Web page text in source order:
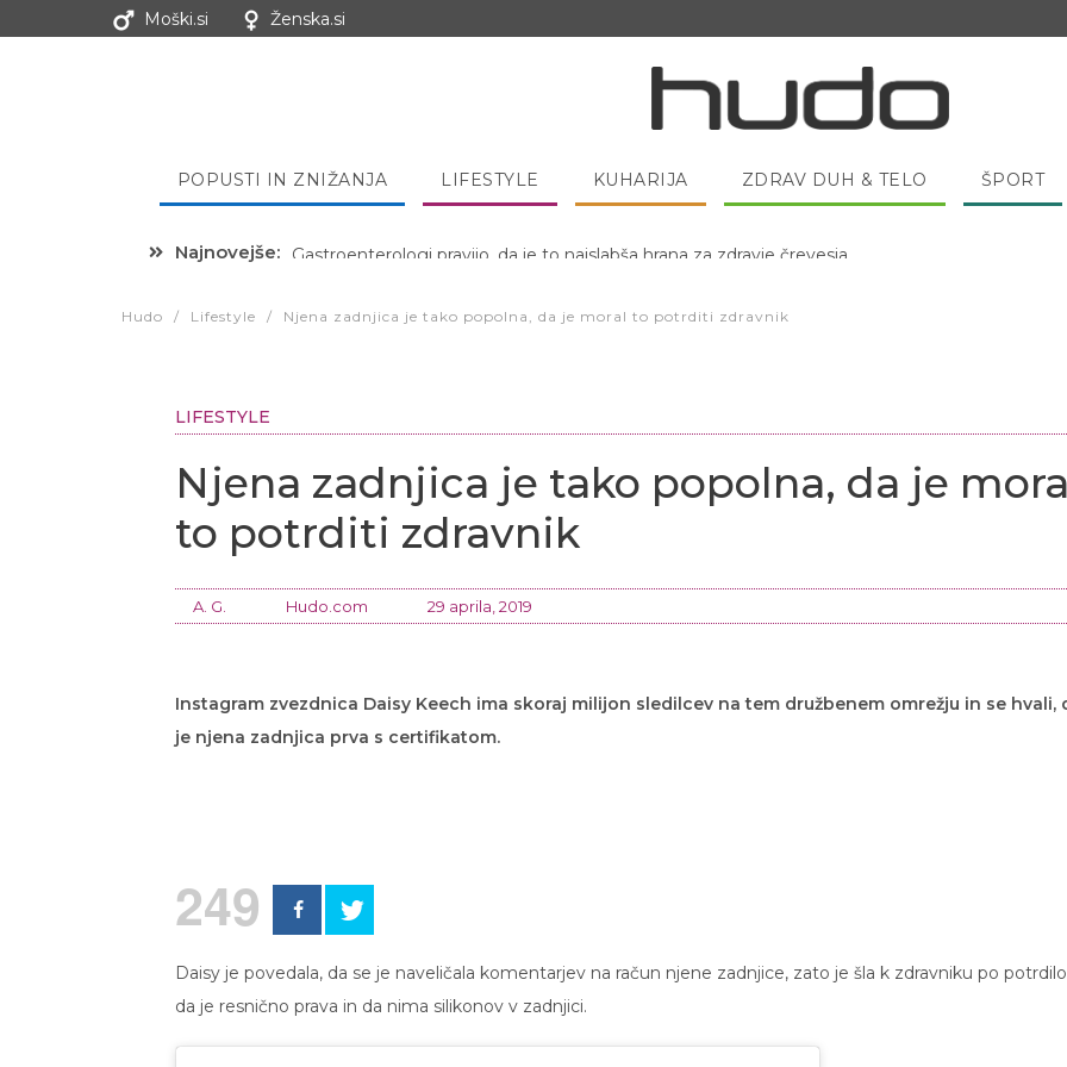
Moški.si Ženska.si
POPUSTI IN ZNIŽANJA LIFESTYLE KUHARIJA ZDRAV DUH & TELO ŠPORT
Najnovejše: Hibernacijska dieta: Zakaj je pred spanjem dobro pojesti žlico medu?
Hudo / Lifestyle / Njena zadnjica je tako popolna, da je moral to potrditi zdravnik
LIFESTYLE
Njena zadnjica je tako popolna, da je
to potrditi zdravnik
A. G. Hudo.com 29 aprila, 2019
Instagram zvezdnica Daisy Keech ima skoraj milijon sledilcev na tem družbenem omrežju in se hvali,
je njena zadnjica prva s certifikatom.
249
Daisy je povedala, da se je naveličala komentarjev na račun njene zadnjice, zato je šla k zdravniku po
da je resnično prava in da nima silikonov v zadnjici.